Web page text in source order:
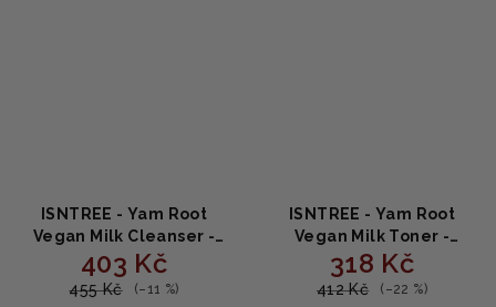
ISNTREE - Yam Root
Vegan Milk Cleanser -
Veganské čisticí mléko
220 ml
403 Kč
455 Kč (–11 %)
ISNTREE - Yam Root
Vegan Milk Toner -
Veganské mléčné
tonikum 200 ml
318 Kč
412 Kč (–22 %)